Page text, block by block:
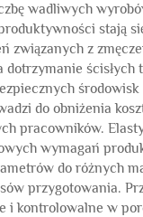
wadliwych
stają
związanych z
dotrzymanie
do obniżenia
pracowników.
wymagań
do różnych
przygotowania.
i kontrolowalne w